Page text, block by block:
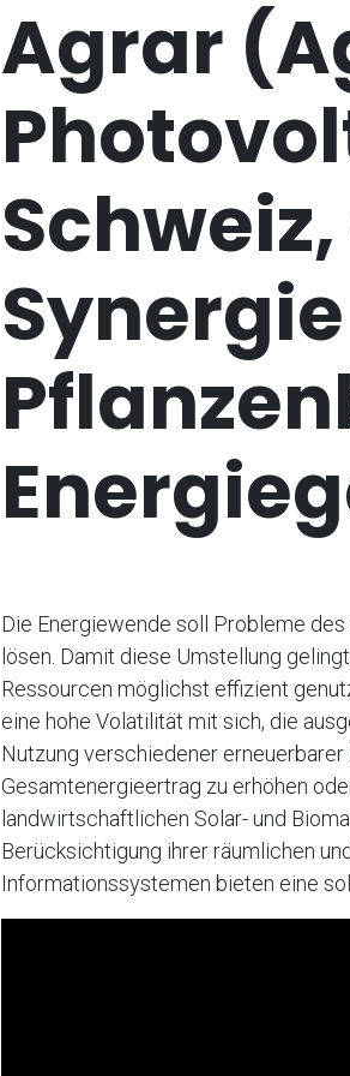
Agrar
Die Energiewende soll Probleme
lösen. Damit diese Umstellung
Ressourcen möglichst effizient
eine hohe Volatilität mit sich, die
Nutzung verschiedener
Gesamtenergieertrag zu erhöhen
landwirtschaftlichen Solar- und
Berücksichtigung ihrer räumlichen
Informationssystemen bieten eine